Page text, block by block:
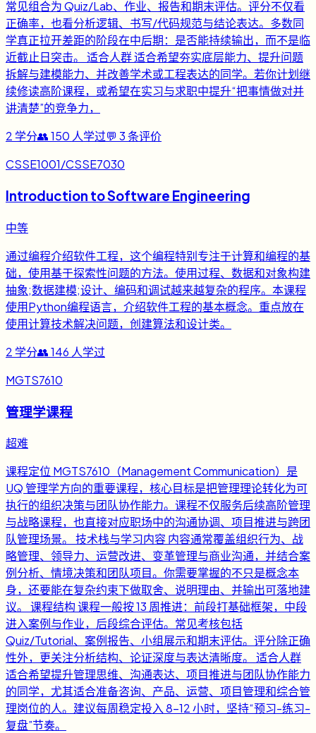
常见组合为 Quiz/Lab、作业、报告和期末评估。评分不仅看
正确率，也看分析逻辑、书写/代码规范与结论表达。多数同
学真正拉开差距的阶段在中后期：是否能持续输出，而不是临
近截止日突击。 适合人群 适合希望夯实底层能力、提升问题
拆解与建模能力、并改善学术或工程表达的同学。若你计划继
续修读高阶课程，或希望在实习与求职中提升“把事情做对并
讲清楚”的竞争力，
2 学分👥150 人学过💬 3条评价
CSSE1001/CSSE7030
Introduction to Software Engineering
中等
通过编程介绍软件工程，这个编程特别专注于计算和编程的基
础，使用基于探索性问题的方法。使用过程、数据和对象构建
抽象;数据建模;设计、编码和调试越来越复杂的程序。本课程
使用Python编程语言，介绍软件工程的基本概念。重点放在
使用计算技术解决问题，创建算法和设计类。
2 学分👥146 人学过
MGTS7610
管理学课程
超难
课程定位 MGTS7610（Management Communication）是
UQ 管理学方向的重要课程，核心目标是把管理理论转化为可
执行的组织决策与团队协作能力。课程不仅服务后续高阶管理
与战略课程，也直接对应职场中的沟通协调、项目推进与跨团
队管理场景。 技术栈与学习内容 内容通常覆盖组织行为、战
略管理、领导力、运营改进、变革管理与商业沟通，并结合案
例分析、情境决策和团队项目。你需要掌握的不只是概念本
身，还要能在复杂约束下做取舍、说明理由、并输出可落地建
议。 课程结构 课程一般按 13 周推进：前段打基础框架，中段
进入案例与作业，后段综合评估。常见考核包括
Quiz/Tutorial、案例报告、小组展示和期末评估。评分除正确
性外，更关注分析结构、论证深度与表达清晰度。 适合人群
适合希望提升管理思维、沟通表达、项目推进与团队协作能力
的同学，尤其适合准备咨询、产品、运营、项目管理和综合管
理岗位的人。建议每周稳定投入 8-12 小时，坚持“预习-练习-
复盘”节奏。